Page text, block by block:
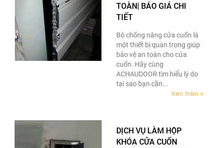
TOÀN| BÁO GIÁ CHI
TIẾT
Bộ chống nâng cửa cuốn là
một thiết bị quan trọng giúp
bảo vệ an toàn cho cửa
cuốn. Hãy cùng
ACHAUDOOR tìm hiểu lý do
tại sao bạn cần...
Xem thêm
DỊCH VỤ LÀM HỘP
KHÓA CỬA CUỐN